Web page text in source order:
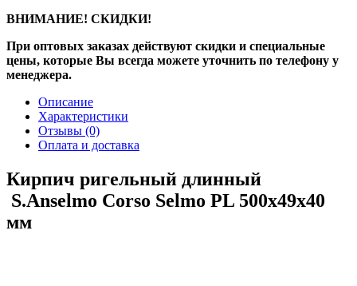
ВНИМАНИЕ! СКИДКИ!
При оптовых заказах действуют скидки и специальные
цены, которые Вы всегда можете уточнить по телефону у
менеджера.
Описание
Характеристики
Отзывы (0)
Оплата и доставка
Кирпич ригельный длинный
S.Anselmo Corso Selmo PL 500х49х40
мм